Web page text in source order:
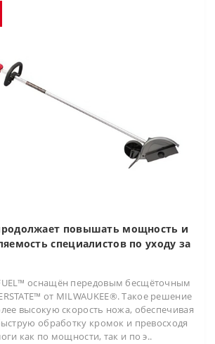
повышать мощность и
специалистов по уходу за
оснащён передовым бесщёточным
от MILWAUKEE®. Такое решение
высокую скорость ножа, обеспечивая
обработку кромок и превосходя
как по мощности, так и по э..